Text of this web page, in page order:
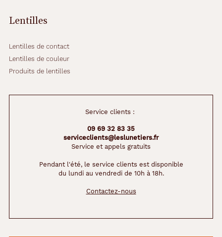
l
l
e
q
i
e
Lentilles
Lentilles de contact
Lentilles de couleur
Produits de lentilles
Service clients :
09 69 32 83 35
serviceclients@leslunetiers.fr
Service et appels gratuits
Pendant l'été, le service clients est disponible
du lundi au vendredi de 10h à 18h.
Contactez-nous